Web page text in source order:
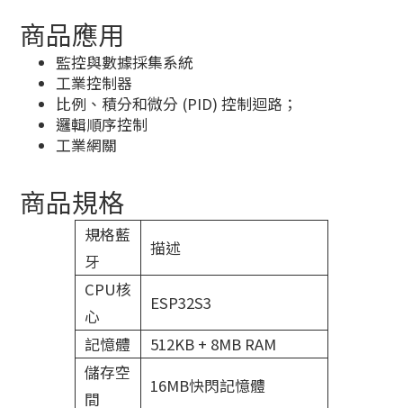
商品應用
監控與數據採集系統
工業控制器
比例、積分和微分 (PID) 控制迴路；
邏輯順序控制
工業網關
商品規格
規格藍
牙
描述
CPU核
心
ESP32S3
記憶體
512KB + 8MB RAM
儲存空
間
16MB快閃記憶體